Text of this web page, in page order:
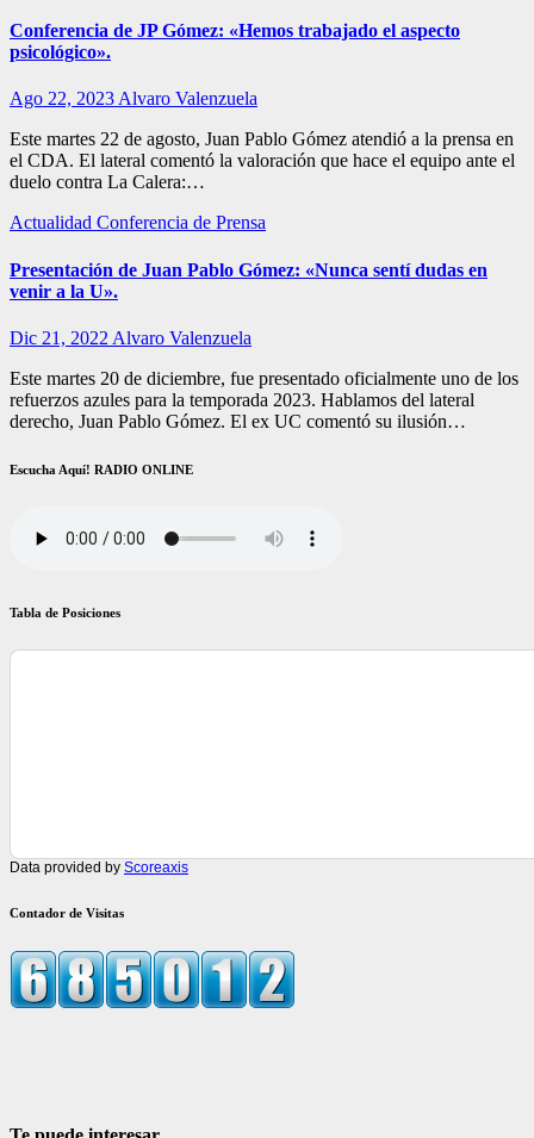
Conferencia de JP Gómez: «Hemos trabajado el aspecto
psicológico».
Ago 22, 2023Alvaro Valenzuela
Este martes 22 de agosto, Juan Pablo Gómez atendió a la prensa en
el CDA. El lateral comentó la valoración que hace el equipo ante el
duelo contra La Calera:…
Actualidad Conferencia de Prensa
Presentación de Juan Pablo Gómez: «Nunca sentí dudas en
venir a la U».
Dic 21, 2022 Alvaro Valenzuela
Este martes 20 de diciembre, fue presentado oficialmente uno de los
refuerzos azules para la temporada 2023. Hablamos del lateral
derecho, Juan Pablo Gómez. El ex UC comentó su ilusión…
Escucha Aquí! RADIO ONLINE
Tabla de Posiciones
Data provided by Scoreaxis
Contador de Visitas